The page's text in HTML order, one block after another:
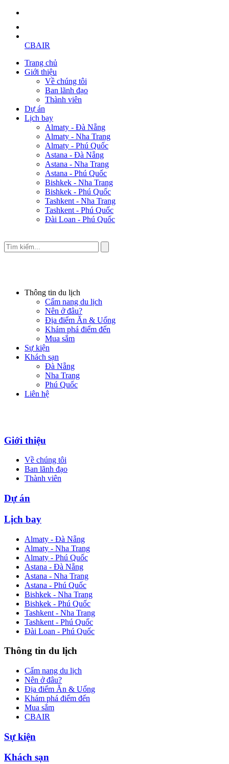
CBAIR
Trang chủ
Giới thiệu
Về chúng tôi
Ban lãnh đạo
Thành viên
Dự án
Lịch bay
Almaty - Đà Nẵng
Almaty - Nha Trang
Almaty - Phú Quốc
Astana - Đà Nẵng
Astana - Nha Trang
Astana - Phú Quốc
Bishkek - Nha Trang
Bishkek - Phú Quốc
Tashkent - Nha Trang
Tashkent - Phú Quốc
Đài Loan - Phú Quốc
Thông tin du lịch
Cẩm nang du lịch
Nên ở đâu?
Địa điểm Ăn & Uống
Khám phá điểm đến
Mua sắm
Sự kiện
Khách sạn
Đà Nẵng
Nha Trang
Phú Quốc
Liên hệ
Giới thiệu
Về chúng tôi
Ban lãnh đạo
Thành viên
Dự án
Lịch bay
Almaty - Đà Nẵng
Almaty - Nha Trang
Almaty - Phú Quốc
Astana - Đà Nẵng
Astana - Nha Trang
Astana - Phú Quốc
Bishkek - Nha Trang
Bishkek - Phú Quốc
Tashkent - Nha Trang
Tashkent - Phú Quốc
Đài Loan - Phú Quốc
Thông tin du lịch
Cẩm nang du lịch
Nên ở đâu?
Địa điểm Ăn & Uống
Khám phá điểm đến
Mua sắm
CBAIR
Sự kiện
Khách sạn